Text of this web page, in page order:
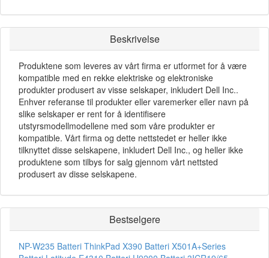
Beskrivelse
Produktene som leveres av vårt firma er utformet for å være
kompatible med en rekke elektriske og elektroniske
produkter produsert av visse selskaper, inkludert Dell Inc..
Enhver referanse til produkter eller varemerker eller navn på
slike selskaper er rent for å identifisere
utstyrsmodellmodellene med som våre produkter er
kompatible. Vårt firma og dette nettstedet er heller ikke
tilknyttet disse selskapene, inkludert Dell Inc., og heller ikke
produktene som tilbys for salg gjennom vårt nettsted
produsert av disse selskapene.
Bestselgere
NP-W235 Batteri ThinkPad X390 Batteri X501A+Series